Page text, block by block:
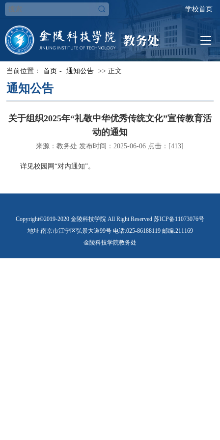
学校首页
当前位置： 首页 - 通知公告 >> 正文
通知公告
关于组织2025年“礼敬中华优秀传统文化”宣传教育活
动的通知
来源：教务处 发布时间：2025-06-06 点击：[413]
详见校园网“对内通知”。
Copyright©2019-2020 金陵科技学院 All Right Reserved 苏ICP备11073076号
地址:南京市江宁区弘景大道99号 电话:025-86188119 邮编:211169
金陵科技学院教务处